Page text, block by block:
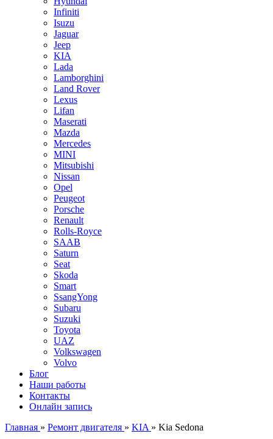
Infiniti
Isuzu
Jaguar
Jeep
KIA
Lada
Lamborghini
Land Rover
Lexus
Lifan
Maserati
Mazda
Mercedes
MINI
Mitsubishi
Nissan
Opel
Peugeot
Porsche
Renault
Rolls-Royce
SAAB
Saturn
Seat
Skoda
Smart
SsangYong
Subaru
Suzuki
Toyota
UAZ
Volkswagen
Volvo
Блог
Наши работы
Контакты
Онлайн запись
Главная » Ремонт двигателя » KIA » Kia Sedona